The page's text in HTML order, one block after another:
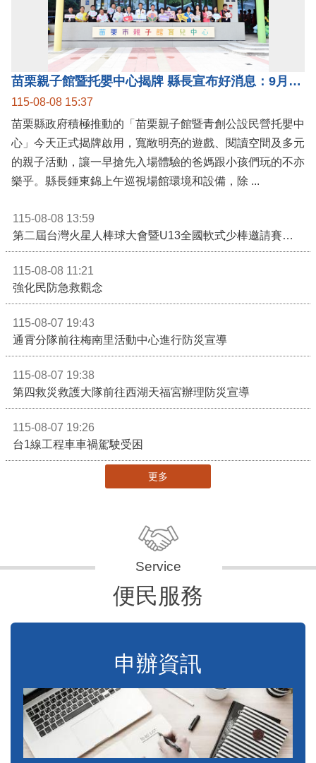
苗栗親子館暨托嬰中心揭牌 縣長宣布好消息：9月1日起調降臨時托嬰費用
115-08-08 15:37
苗栗縣政府積極推動的「苗栗親子館暨青創公設民營托嬰中
心」今天正式揭牌啟用，寬敞明亮的遊戲、閱讀空間及多元
的親子活動，讓一早搶先入場體驗的爸媽跟小孩們玩的不亦
樂乎。縣長鍾東錦上午巡視場館環境和設備，除 ...
115-08-08 13:59
第二屆台灣火星人棒球大會暨U13全國軟式少棒邀請賽在苗栗舉辦
115-08-08 11:21
強化民防急救觀念
115-08-07 19:43
通霄分隊前往梅南里活動中心進行防災宣導
115-08-07 19:38
第四救災救護大隊前往西湖天福宮辦理防災宣導
115-08-07 19:26
台1線工程車車禍駕駛受困
更多
便民服務
申辦資訊